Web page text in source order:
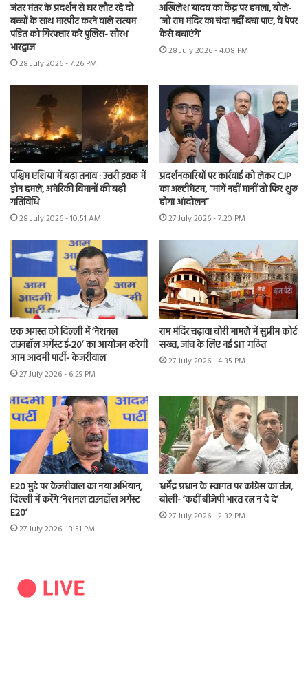
जंतर मंतर के प्रदर्शन से घर लौट रहे दो
बच्चों के साथ मारपीट करने वाले सत्यम
पंडित को गिरफ्तार करे पुलिस- सौरभ
भारद्वाज
28 July 2026 - 7:26 PM
अखिलेश यादव का केंद्र पर हमला, बोले-
‘जो राम मंदिर का चंदा नहीं बचा पाए, वे पेपर
कैसे बचाएंगे’
28 July 2026 - 4:08 PM
पश्चिम एशिया में बढ़ा तनाव : उत्तरी इराक में
ड्रोन हमले, अमेरिकी विमानों की बढ़ी
गतिविधि
28 July 2026 - 10:51 AM
प्रदर्शनकारियों पर कार्रवाई को लेकर CJP
का अल्टीमेटम, “मांगें नहीं मानीं तो फिर शुरू
होगा आंदोलन”
27 July 2026 - 7:20 PM
एक अगस्त को दिल्ली में ‘नेशनल
टाउनहॉल अगेंस्ट ई-20’ का आयोजन करेगी
आम आदमी पार्टी- केजरीवाल
27 July 2026 - 6:29 PM
राम मंदिर चढ़ावा चोरी मामले में सुप्रीम कोर्ट
सख्त, जांच के लिए नई SIT गठित
27 July 2026 - 4:35 PM
E20 मुद्दे पर केजरीवाल का नया अभियान,
दिल्ली में करेंगे ‘नेशनल टाउनहॉल अगेंस्ट
E20’
27 July 2026 - 3:51 PM
धर्मेंद्र प्रधान के स्वागत पर कांग्रेस का तंज,
बोली- ‘कहीं बीजेपी भारत रत्न न दे दे’
27 July 2026 - 2:32 PM